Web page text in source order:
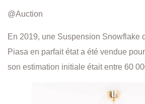
@Auction
En 2019, une Suspension Snowflake
Piasa en parfait état a été vendue
son estimation initiale était entre 60